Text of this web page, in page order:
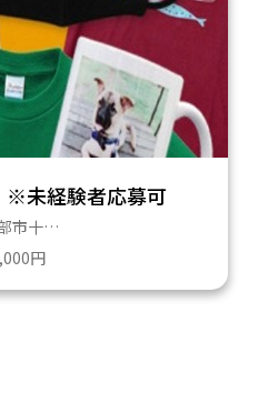
※未経験者応募可
管撓２
円